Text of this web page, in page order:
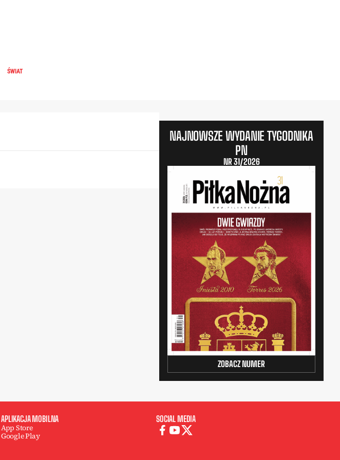
ŚWIAT
NAJNOWSZE WYDANIE TYGODNIKA
PN
NR 31/2026
ZOBACZ NUMER
APLIKACJA MOBILNA
App Store
Google Play
SOCIAL MEDIA